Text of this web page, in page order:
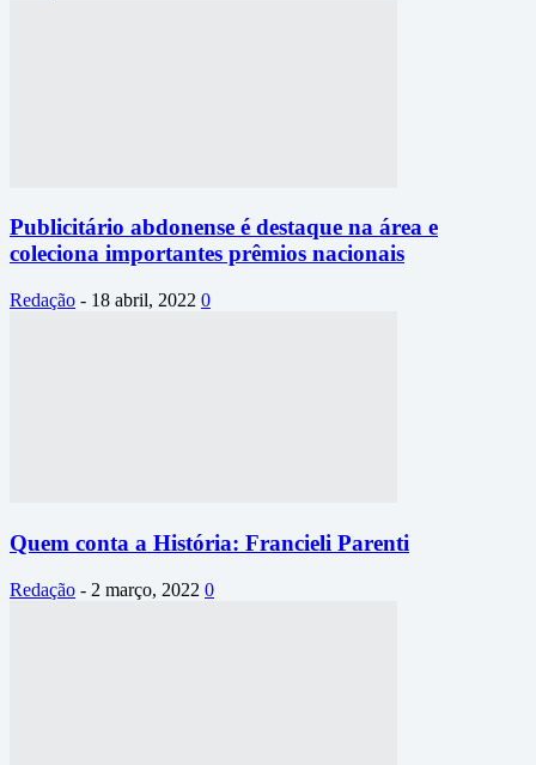
Publicitário abdonense é destaque na área e
coleciona importantes prêmios nacionais
Redação - 18 abril, 2022 0
Quem conta a História: Francieli Parenti
Redação - 2 março, 2022 0